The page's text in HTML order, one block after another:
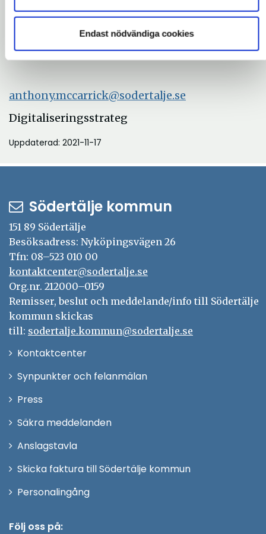
Endast nödvändiga cookies
Anneli.Lehtinen@sodertalje.se
Redovisningschef
anthony.mccarrick@sodertalje.se
Digitaliseringsstrateg
Uppdaterad: 2021-11-17
Södertälje kommun
151 89 Södertälje
Besöksadress: Nyköpingsvägen 26
Tfn: 08–523 010 00
kontaktcenter@sodertalje.se
Org.nr. 212000–0159
Remisser, beslut och meddelande/info till Södertälje
kommun skickas
till: sodertalje.kommun@sodertalje.se
KontaktcenterÖppna
Synpunkter och felanmälan
Press
fönster
Säkra meddelanden
Anslagstavla
Skicka faktura till Södertälje kommun
PersonalingångÖppna
Följ oss på: